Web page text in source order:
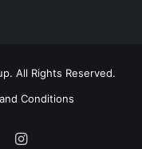
All Rights Reserved.
Conditions
Instagram